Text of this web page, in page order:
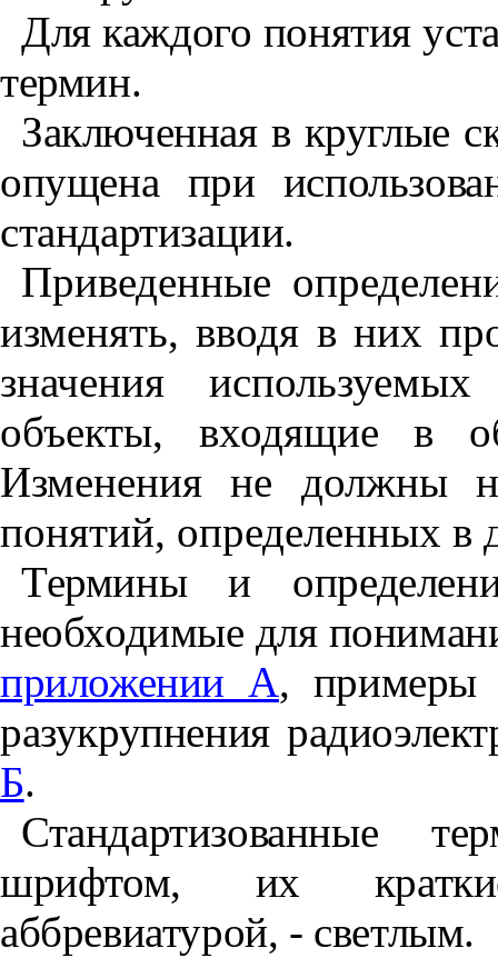
Для каждого понятия
термин.
Заключенная в круглые
опущена при
стандартизации.
Приведенные
изменять, вводя в них
значения
объекты, входящие в
Изменения не должны
понятий, определенных в
Термины и
необходимые для
приложении А, примеры
разукрупнения
Б.
Стандартизованные
шрифтом, их
аббревиатурой, - светлым.